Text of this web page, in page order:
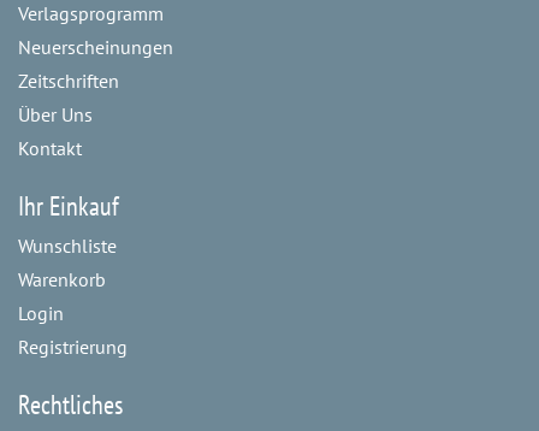
Verlagsprogramm
Neuerscheinungen
Zeitschriften
Über Uns
Kontakt
Ihr Einkauf
Wunschliste
Warenkorb
Login
Registrierung
Rechtliches